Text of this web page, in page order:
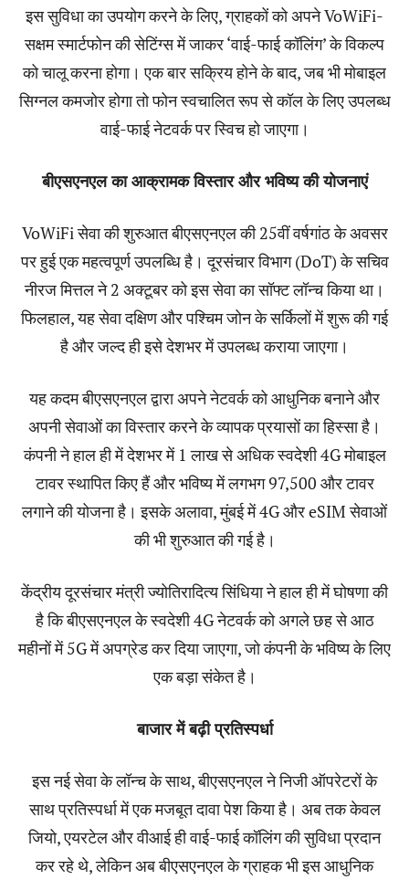
इस सुविधा का उपयोग करने के लिए, ग्राहकों को अपने VoWiFi-
सक्षम स्मार्टफोन की सेटिंग्स में जाकर ‘वाई-फाई कॉलिंग’ के विकल्प
को चालू करना होगा। एक बार सक्रिय होने के बाद, जब भी मोबाइल
सिग्नल कमजोर होगा तो फोन स्वचालित रूप से कॉल के लिए उपलब्ध
वाई-फाई नेटवर्क पर स्विच हो जाएगा।
बीएसएनएल का आक्रामक विस्तार और भविष्य की योजनाएं
VoWiFi सेवा की शुरुआत बीएसएनएल की 25वीं वर्षगांठ के अवसर
पर हुई एक महत्वपूर्ण उपलब्धि है। दूरसंचार विभाग (DoT) के सचिव
नीरज मित्तल ने 2 अक्टूबर को इस सेवा का सॉफ्ट लॉन्च किया था।
फिलहाल, यह सेवा दक्षिण और पश्चिम जोन के सर्किलों में शुरू की गई
है और जल्द ही इसे देशभर में उपलब्ध कराया जाएगा।
यह कदम बीएसएनएल द्वारा अपने नेटवर्क को आधुनिक बनाने और
अपनी सेवाओं का विस्तार करने के व्यापक प्रयासों का हिस्सा है।
कंपनी ने हाल ही में देशभर में 1 लाख से अधिक स्वदेशी 4G मोबाइल
टावर स्थापित किए हैं और भविष्य में लगभग 97,500 और टावर
लगाने की योजना है। इसके अलावा, मुंबई में 4G और eSIM सेवाओं
की भी शुरुआत की गई है।
केंद्रीय दूरसंचार मंत्री ज्योतिरादित्य सिंधिया ने हाल ही में घोषणा की
है कि बीएसएनएल के स्वदेशी 4G नेटवर्क को अगले छह से आठ
महीनों में 5G में अपग्रेड कर दिया जाएगा, जो कंपनी के भविष्य के लिए
एक बड़ा संकेत है।
बाजार में बढ़ी प्रतिस्पर्धा
इस नई सेवा के लॉन्च के साथ, बीएसएनएल ने निजी ऑपरेटरों के
साथ प्रतिस्पर्धा में एक मजबूत दावा पेश किया है। अब तक केवल
जियो, एयरटेल और वीआई ही वाई-फाई कॉलिंग की सुविधा प्रदान
कर रहे थे, लेकिन अब बीएसएनएल के ग्राहक भी इस आधुनिक